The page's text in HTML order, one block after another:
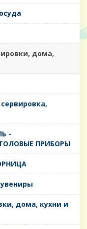
дома,
-
ПРИБОРЫ
дома, кухни и